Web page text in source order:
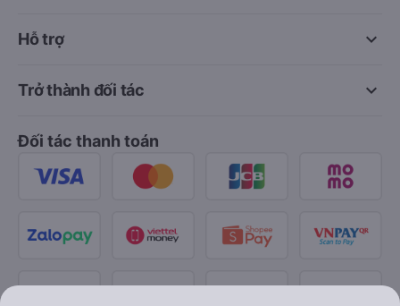
keyboard_arrow_down
Hỗ trợ
keyboard_arrow_down
Trở thành đối tác
Đối tác thanh toán